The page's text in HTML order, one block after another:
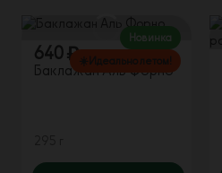
640
Баклажан Аль Форно
Новинка
☀️Идеально летом!